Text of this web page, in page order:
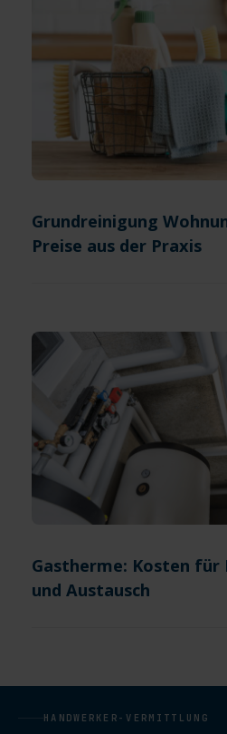
Grundreinigung
Preise aus der Praxis
Gastherme: Kosten für
und Austausch
HANDWERKER-VERMITTLUNG